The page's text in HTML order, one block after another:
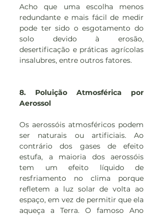
Acho que uma escolha menos
redundante e mais fácil de medir
pode ter sido o esgotamento do
solo devido à erosão,
desertificação e práticas agrícolas
insalubres, entre outros fatores.
8. Poluição Atmosférica por
Aerossol
Os aerossóis atmosféricos podem
ser naturais ou artificiais. Ao
contrário dos gases de efeito
estufa, a maioria dos aerossóis
tem um efeito líquido de
resfriamento no clima porque
refletem a luz solar de volta ao
espaço, em vez de permitir que ela
aqueça a Terra. O famoso Ano